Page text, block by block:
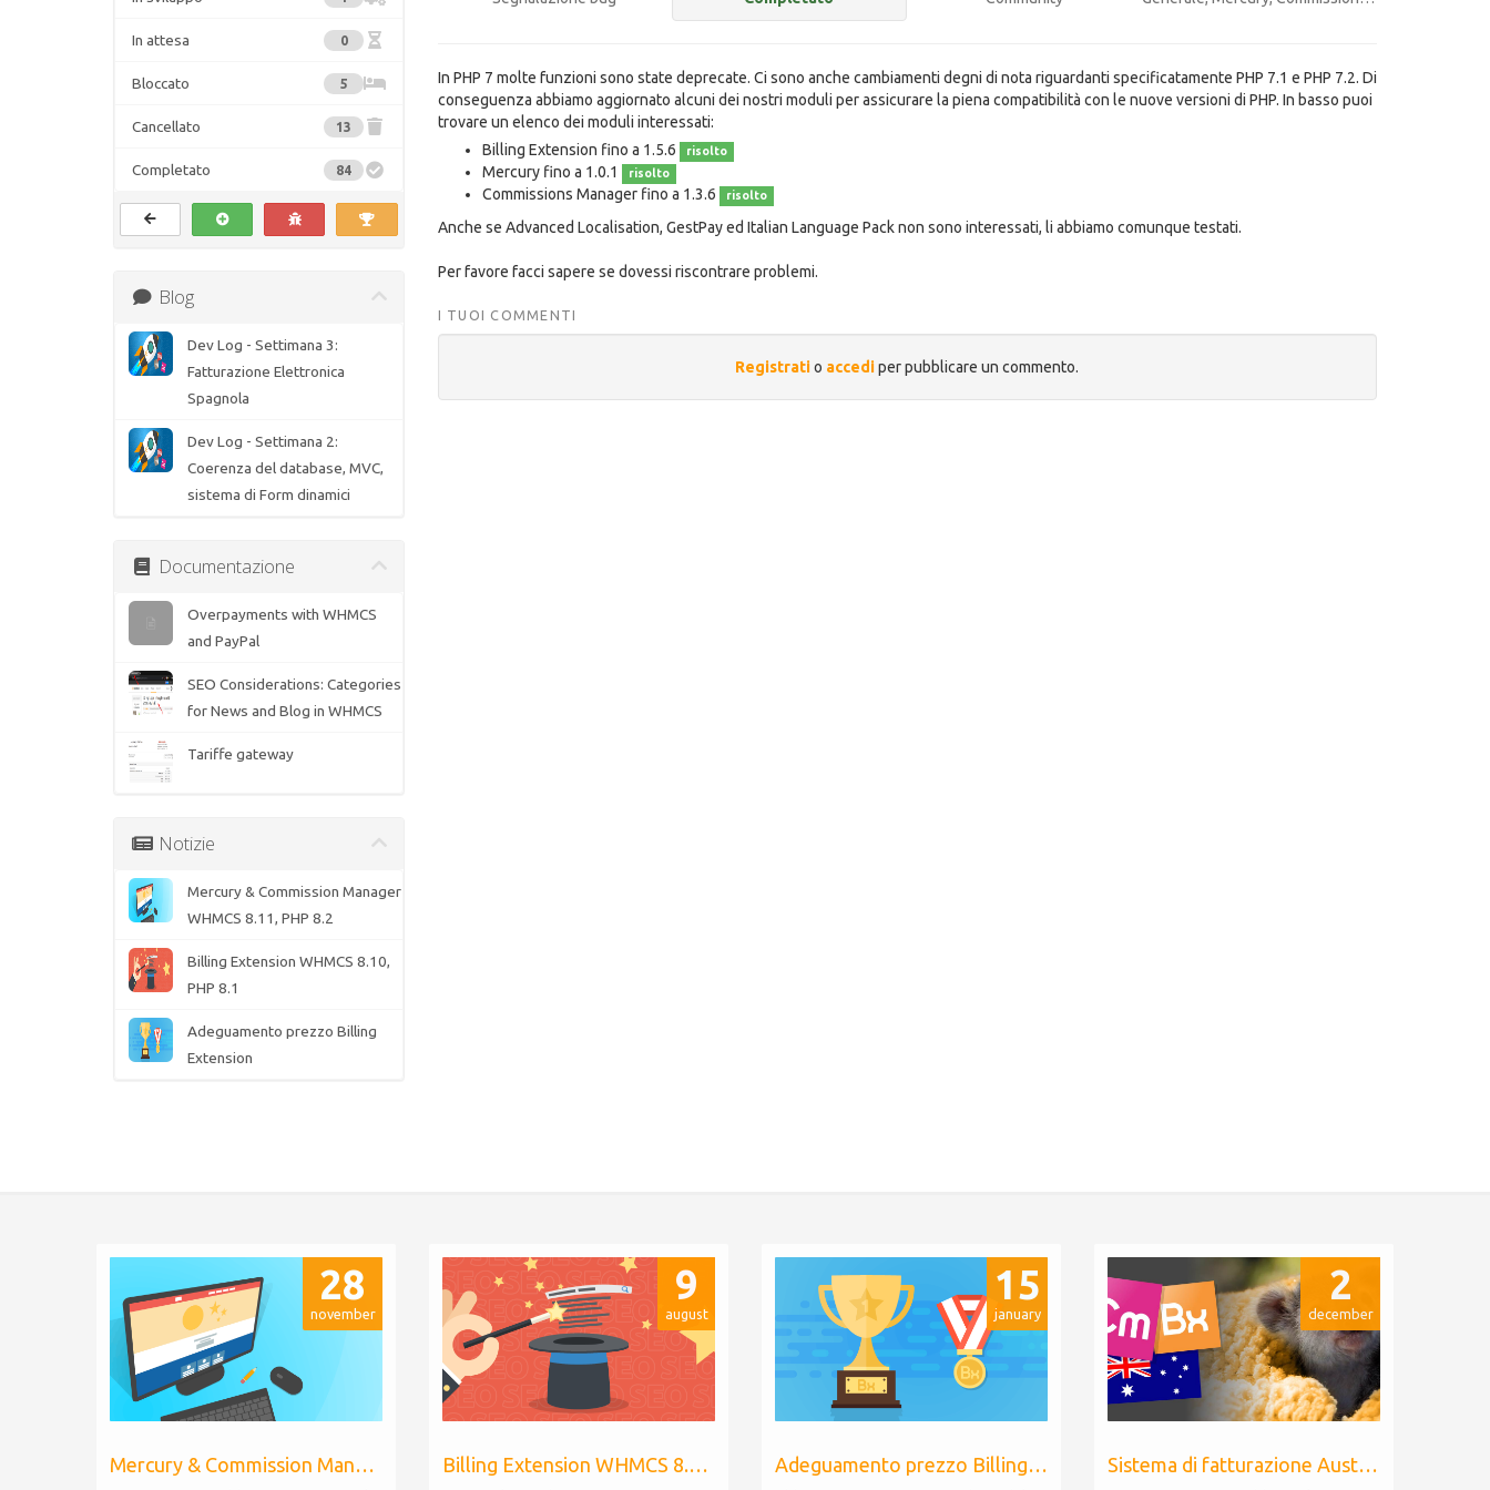
In attesa 0
Bloccato 5
Cancellato 13
Completato 84
Blog
Dev Log - Settimana 3:
Fatturazione Elettronica
Spagnola
Dev Log - Settimana 2:
Coerenza del database, MVC,
sistema di Form dinamici
Documentazione
Overpayments with WHMCS
and PayPal
SEO Considerations: Categories
for News and Blog in WHMCS
Tariffe gateway
Notizie
Mercury & Commission Manager
WHMCS 8.11, PHP 8.2
Billing Extension WHMCS 8.10,
PHP 8.1
Adeguamento prezzo Billing
Extension
In PHP 7 molte funzioni sono state deprecate. Ci sono anche cambiamenti degni di nota riguardanti specificatamente PHP 7.1 e PHP 7.2. Di
conseguenza abbiamo aggiornato alcuni dei nostri moduli per assicurare la piena compatibilità con le nuove versioni di PHP. In basso puoi
trovare un elenco dei moduli interessati:
Billing Extension fino a 1.5.6
risolto
Mercury fino a 1.0.1 risolto
Commissions Manager fino a 1.3.6 risolto
Anche se Advanced Localisation, GestPay ed Italian Language Pack non sono interessati, li abbiamo comunque testati.
Per favore facci sapere se dovessi riscontrare problemi.
I TUOI COMMENTI
Registratio accediper pubblicare un commento.
28
november
Mercury & Commission Manager WHMCS 8.11, PHP 8.2
9
august
Billing Extension WHMCS 8.10, PHP 8.1
15
january
Adeguamento prezzo Billing Extension
2
december
Sistema di fatturazione Australiano per WHMCS